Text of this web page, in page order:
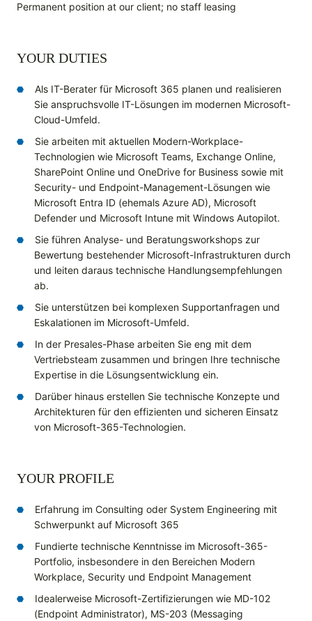
Permanent position at our client; no staff leasing
YOUR DUTIES
Als IT-Berater für Microsoft 365 planen und realisieren
Sie anspruchsvolle IT-Lösungen im modernen Microsoft-
Cloud-Umfeld.
Sie arbeiten mit aktuellen Modern-Workplace-
Technologien wie Microsoft Teams, Exchange Online,
SharePoint Online und OneDrive for Business sowie mit
Security- und Endpoint-Management-Lösungen wie
Microsoft Entra ID (ehemals Azure AD), Microsoft
Defender und Microsoft Intune mit Windows Autopilot.
Sie führen Analyse- und Beratungsworkshops zur
Bewertung bestehender Microsoft-Infrastrukturen durch
und leiten daraus technische Handlungsempfehlungen
ab.
Sie unterstützen bei komplexen Supportanfragen und
Eskalationen im Microsoft-Umfeld.
In der Presales-Phase arbeiten Sie eng mit dem
Vertriebsteam zusammen und bringen Ihre technische
Expertise in die Lösungsentwicklung ein.
Darüber hinaus erstellen Sie technische Konzepte und
Architekturen für den effizienten und sicheren Einsatz
von Microsoft-365-Technologien.
YOUR PROFILE
Erfahrung im Consulting oder System Engineering mit
Schwerpunkt auf Microsoft 365
Fundierte technische Kenntnisse im Microsoft-365-
Portfolio, insbesondere in den Bereichen Modern
Workplace, Security und Endpoint Management
Idealerweise Microsoft-Zertifizierungen wie MD-102
(Endpoint Administrator), MS-203 (Messaging